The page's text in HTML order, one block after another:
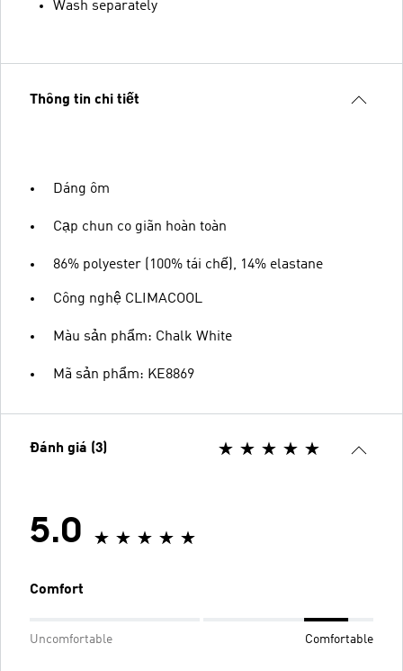
Wash separately
Thông tin chi tiết
Dáng ôm
Cạp chun co giãn hoàn toàn
86% polyester (100% tái chế), 14% elastane
Công nghệ CLIMACOOL
Màu sản phẩm: Chalk White
Mã sản phẩm: KE8869
Đánh giá (3)
5.0
Comfort
Uncomfortable Comfortable